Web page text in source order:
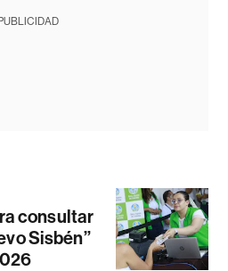
consultar
Sisbén”